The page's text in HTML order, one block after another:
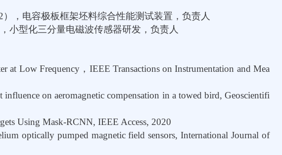
），电容极板框架坯料综合性能测试装置，负责人
小型化三分量电磁波传感器研发，负责人
at Low Frequency ， IEEE Transactions on Instrumentation and Mea
on aeromagnetic compensation in a towed bird, Geoscientifi
Using Mask-RCNN, IEEE Access, 2020
optically pumped magnetic field sensors, International Journal of